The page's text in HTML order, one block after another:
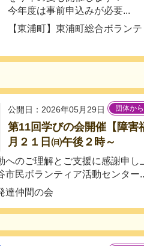
今年度は事前申込みが必要...
【東浦町】東浦町総合ボラン
公開日：2026年05月29日 団体か
第11回学びの会開催【障害
月２１日㈰午後２時～
へのご理解とご支援に感謝申し
民ボランティア活動センター
達仲間の会